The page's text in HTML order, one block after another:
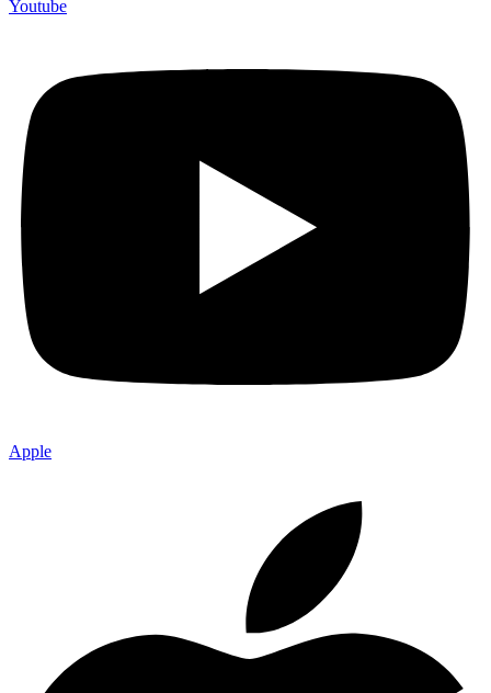
Youtube
Apple